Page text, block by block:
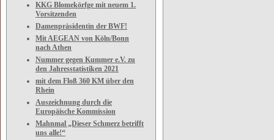
KKG Blomekörfge mit neuem 1.
Vorsitzenden
Damenpräsidentin der BWF!
Mit AEGEAN von Köln/Bonn
nach Athen
Nummer gegen Kummer e.V. zu
den Jahresstatistiken 2021
mit dem Floß 360 KM über den
Rhein
Auszeichnung durch die
Europäische Kommission
Mahnmal „Dieser Schmerz betrifft
uns alle!“